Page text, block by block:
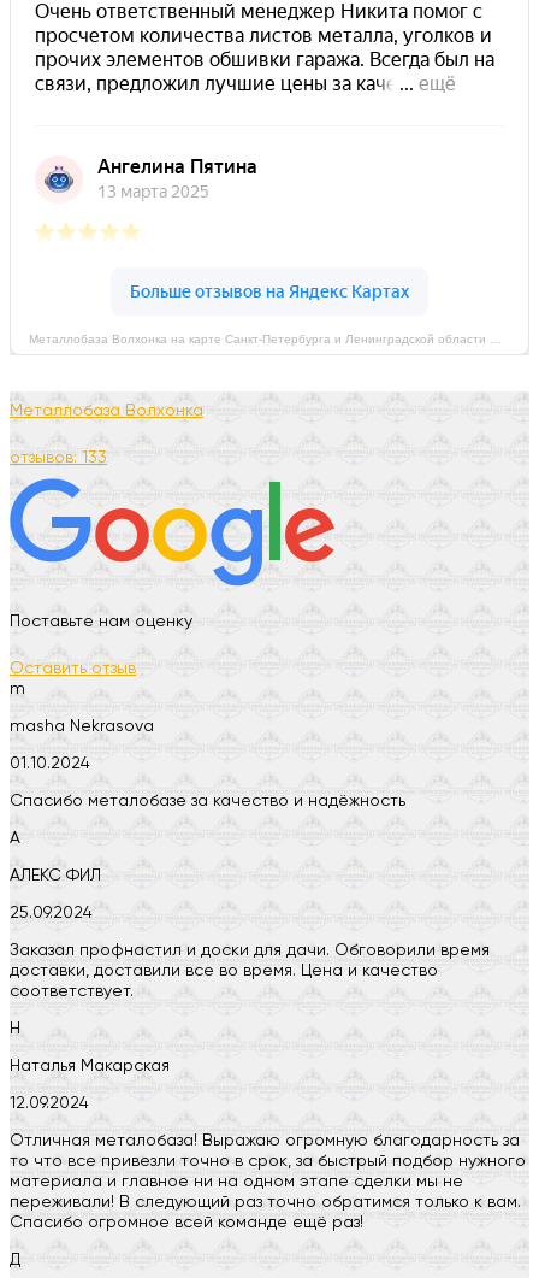
Металлобаза Волхонка
отзывов: 133
Поставьте нам оценку
Оставить отзыв
m
masha Nekrasova
01.10.2024
Спасибо металобазе за качество и надёжность
А
АЛЕКС ФИЛ
25.09.2024
Заказал профнастил и доски для дачи. Обговорили время
доставки, доставили все во время. Цена и качество
соответствует.
Н
Наталья Макарская
12.09.2024
Отличная металобаза! Выражаю огромную благодарность за
то что все привезли точно в срок, за быстрый подбор нужного
материала и главное ни на одном этапе сделки мы не
переживали! В следующий раз точно обратимся только к вам.
Спасибо огромное всей команде ещё раз!
Д